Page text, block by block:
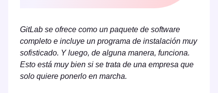
GitLab se ofrece como un paquete de software
completo e incluye un programa de instalación muy
sofisticado. Y luego, de alguna manera, funciona.
Esto está muy bien si se trata de una empresa que
solo quiere ponerlo en marcha.